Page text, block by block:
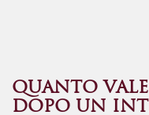
QUANTO
DOPO UN